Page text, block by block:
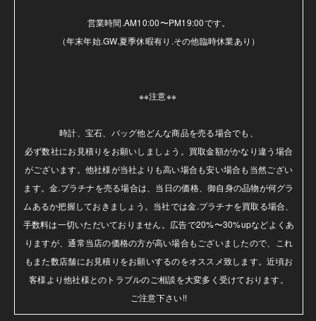
営業時間.AM10:00〜PM19:00です。
（年末年始.GW.夏季休暇有り.その他臨時休業あり）
※※注意※※
時計、宝石、バッグ他どんな商品を売る場合でも、
必ず数社にお見積りをお願いしましょう。買取金額がかなり違う場合
がございます。他社様が当社よりも高い場合も安い場合も当然ござい
ます。金.プラチナを売る場合は、当日の価格、御自身の品物が何グラ
ムあるか把握しておきましょう。当社では金.プラチナを買取る場合、
手数料は一切いただいておりません。広告で20%〜30%upなどよくあ
りますが、通常当店の価格の方が高い場合もございましたので、これ
もまた数店舗にお見積りをお願いするのをオススメ致します。近頃お
客様より他社様とのトラブルのご相談を大変多く受けております。
ご注意下さい!!